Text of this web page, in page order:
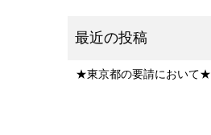
★東京都の要請において★